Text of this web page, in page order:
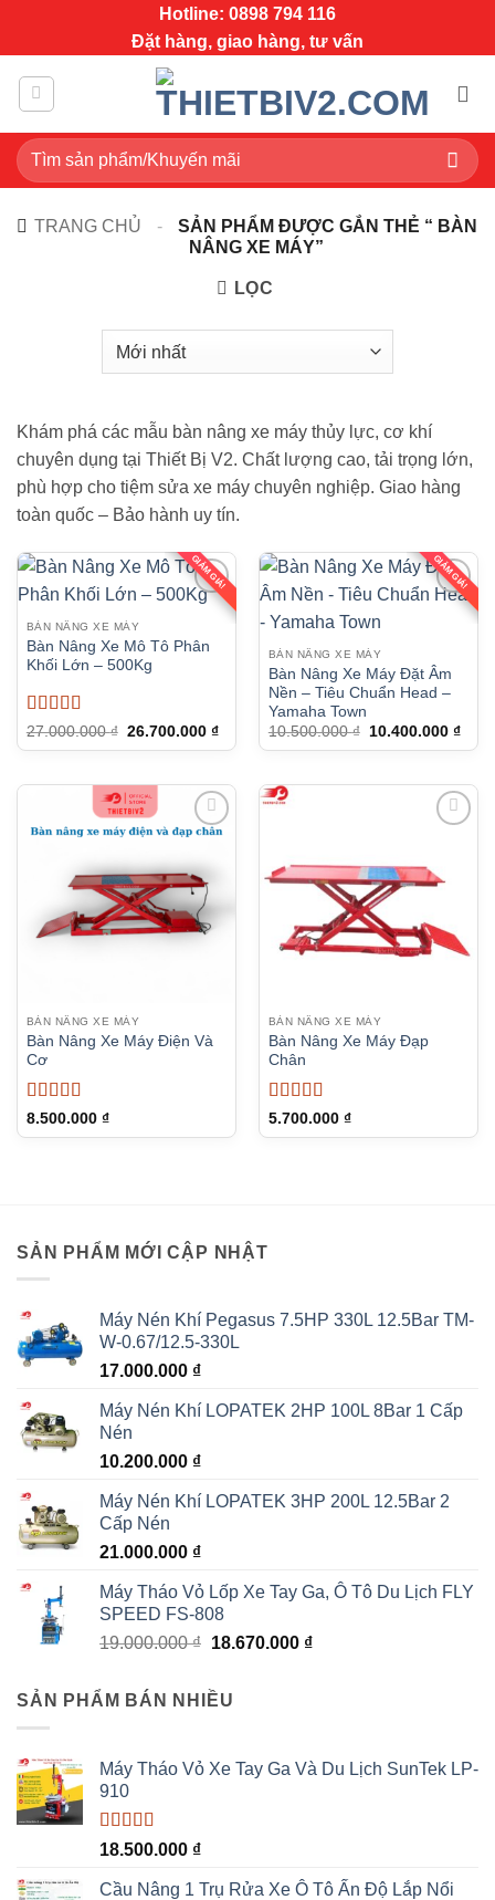
dung
Hotline: 0898 794 116
Đặt hàng, giao hàng, tư vấn
Tìm
kiếm:
TRANG CHỦ -
SẢN PHẨM ĐƯỢC GẮN THẺ “ BÀN
NÂNG XE MÁY”
LỌC
Khám phá các mẫu bàn nâng xe máy thủy lực, cơ khí
chuyên dụng tại Thiết Bị V2. Chất lượng cao, tải trọng lớn,
phù hợp cho tiệm sửa xe máy chuyên nghiệp. Giao hàng
toàn quốc – Bảo hành uy tín.
GIẢM GIÁ!
BÀN NÂNG XE MÁY
Bàn Nâng Xe Mô Tô Phân
Khối Lớn – 500Kg
Được xếp
hạng55 sao
27.000.000₫ Giá
26.700.000 ₫Giá
hiện
26.700.000 ₫.
GIẢM GIÁ!
BÀN NÂNG XE MÁY
Bàn Nâng Xe Máy Đặt Âm
Nền – Tiêu Chuẩn Head –
Yamaha Town
10.500.000₫
Giá
10.400.000 ₫Giá
hiện
BÀN NÂNG XE MÁY
Bàn Nâng Xe Máy Điện Và
Cơ
Được xếp
hạng55 sao
8.500.000 ₫
BÀN NÂNG XE MÁY
Bàn Nâng Xe Máy Đạp
Chân
Được xếp
hạng55 sao
5.700.000 ₫
SẢN PHẨM MỚI CẬP NHẬT
Máy Nén Khí Pegasus 7.5HP 330L 12.5Bar TM-
W-0.67/12.5-330L
17.000.000 ₫
Máy Nén Khí LOPATEK 2HP 100L 8Bar 1 Cấp
Nén
10.200.000 ₫
Máy Nén Khí LOPATEK 3HP 200L 12.5Bar 2
Cấp Nén
21.000.000 ₫
Máy Tháo Vỏ Lốp Xe Tay Ga, Ô Tô Du Lịch FLY
SPEED FS-808
19.000.000₫ Giá
là:
19.000.000 ₫.
18.670.000 ₫Giá
SẢN PHẨM BÁN NHIỀU
Máy Tháo Vỏ Xe Tay Ga Và Du Lịch SunTek LP-
910
Được xếp
sao
18.500.000 ₫
Cầu Nâng 1 Trụ Rửa Xe Ô Tô Ấn Độ Lắp Nổi